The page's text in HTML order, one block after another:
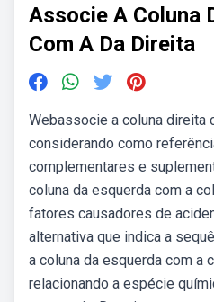
Associe A Coluna
Com A Da Direita
Webassocie a coluna direita
considerando como
complementares e
coluna da esquerda com a
fatores causadores de
alternativa que indica a
a coluna da esquerda com a
relacionando a espécie